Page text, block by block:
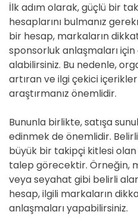
İlk adım olarak, güçlü bir
hesaplarını bulmanız
bir hesap, markaların
sponsorluk anlaşmaları
alabilirsiniz. Bu nedenle,
artıran ve ilgi çekici
araştırmanız önemlidir.
Bununla birlikte, satışa
edinmek de önemlidir.
büyük bir takipçi kitlesi
talep görecektir. Örneğin,
veya seyahat gibi belirli
hesap, ilgili markaların
anlaşmaları yapabilirsiniz.